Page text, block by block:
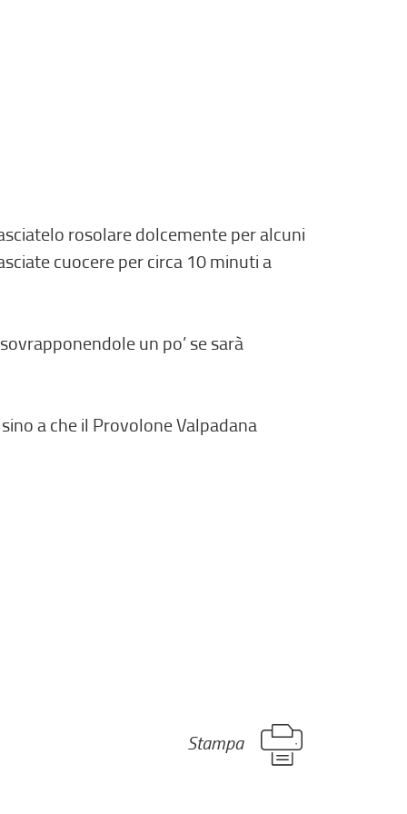
rosolare dolcemente per alcuni
cuocere per circa 10 minuti a
un po’ se sarà
a che il Provolone Valpadana
Stampa